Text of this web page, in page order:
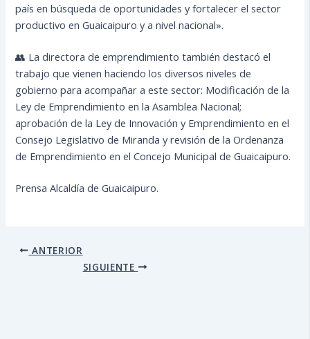
país en búsqueda de oportunidades y fortalecer el sector
productivo en Guaicaipuro y a nivel nacional».
👥 La directora de emprendimiento también destacó el
trabajo que vienen haciendo los diversos niveles de
gobierno para acompañar a este sector: Modificación de la
Ley de Emprendimiento en la Asamblea Nacional;
aprobación de la Ley de Innovación y Emprendimiento en el
Consejo Legislativo de Miranda y revisión de la Ordenanza
de Emprendimiento en el Concejo Municipal de Guaicaipuro.
Prensa Alcaldía de Guaicaipuro.
ANTERIOR
SIGUIENTE